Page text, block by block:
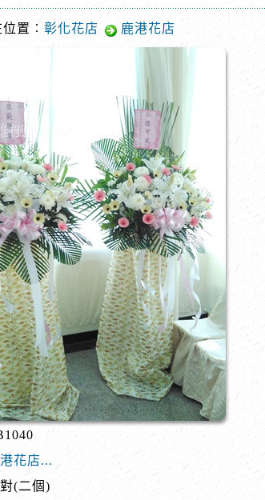
置︰ 彰化花店 鹿港花店
花店...
(二個)